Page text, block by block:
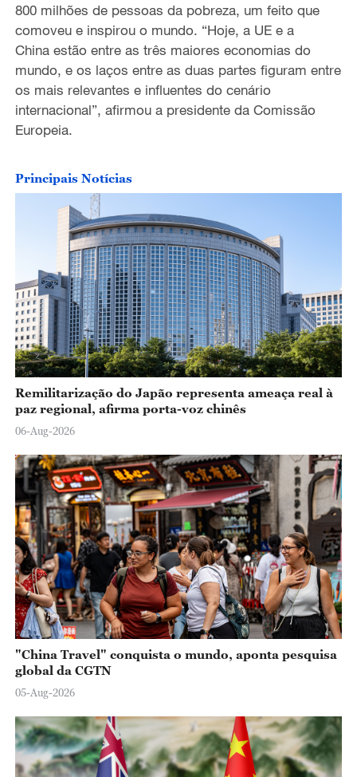
800 milhões de pessoas da pobreza, um feito que
comoveu e inspirou o mundo. “Hoje, a UE e a
Chinaestão entre as três maiores economias do
mundo, e os laços entre as duas partes figuram entre
os mais relevantes e influentes do cenário
internacional”, afirmou a presidente da Comissão
Europeia.
Principais Notícias
Remilitarização do Japão representa ameaça real à
paz regional, afirma porta-voz chinês
06-Aug-2026
"China Travel" conquista o mundo, aponta pesquisa
global da CGTN
05-Aug-2026